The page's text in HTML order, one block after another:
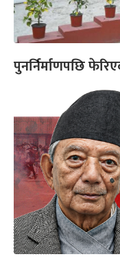
पुनर्निर्माणपछि